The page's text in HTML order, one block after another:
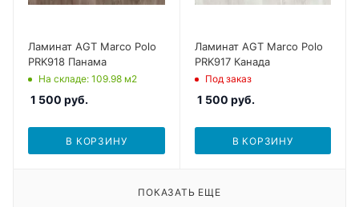
Ламинат AGT Marco Polo
PRK918 Панама
На складе: 109.98 м2
1 500 руб.
В КОРЗИНУ
Ламинат AGT Marco Polo
PRK917 Канада
Под заказ
1 500 руб.
В КОРЗИНУ
ПОКАЗАТЬ ЕЩЕ